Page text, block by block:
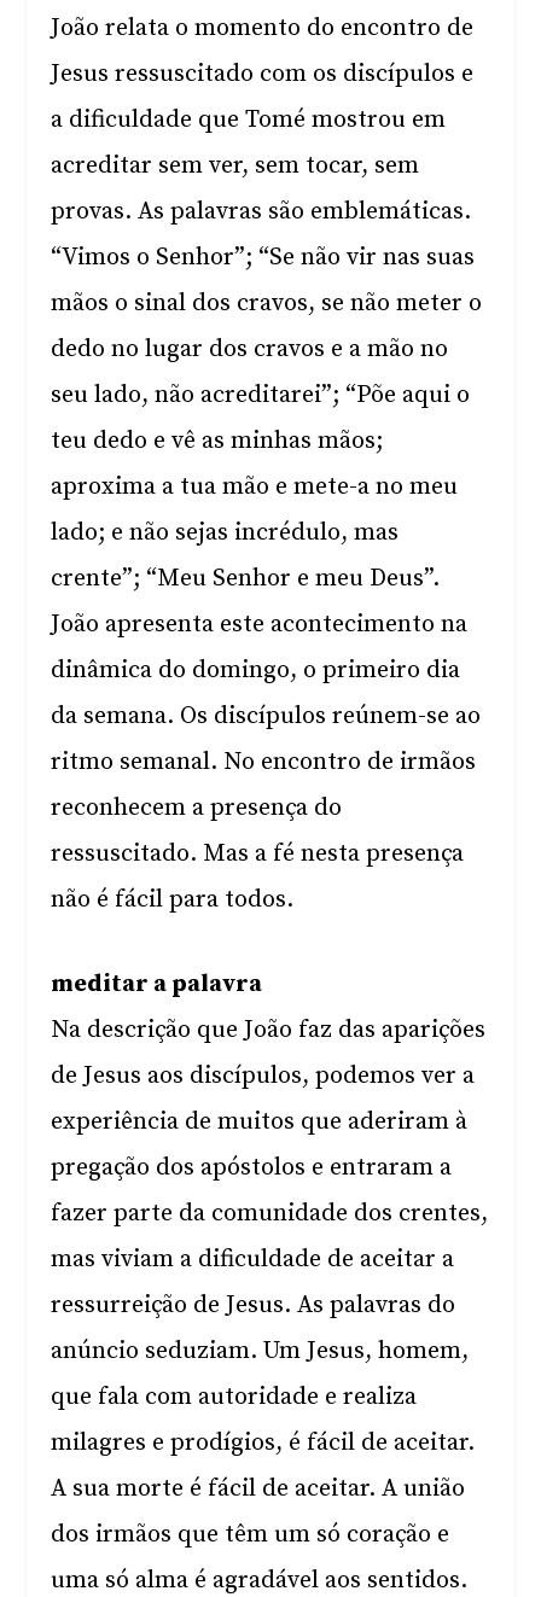
João relata o momento do encontro de
Jesus ressuscitado com os discípulos e
a dificuldade que Tomé mostrou em
acreditar sem ver, sem tocar, sem
provas. As palavras são emblemáticas.
“Vimos o Senhor”; “Se não vir nas suas
mãos o sinal dos cravos, se não meter o
dedo no lugar dos cravos e a mão no
seu lado, não acreditarei”; “Põe aqui o
teu dedo e vê as minhas mãos;
aproxima a tua mão e mete-a no meu
lado; e não sejas incrédulo, mas
crente”; “Meu Senhor e meu Deus”.
João apresenta este acontecimento na
dinâmica do domingo, o primeiro dia
da semana. Os discípulos reúnem-se ao
ritmo semanal. No encontro de irmãos
reconhecem a presença do
ressuscitado. Mas a fé nesta presença
não é fácil para todos.
meditar a palavra
Na descrição que João faz das aparições
de Jesus aos discípulos, podemos ver a
experiência de muitos que aderiram à
pregação dos apóstolos e entraram a
fazer parte da comunidade dos crentes,
mas viviam a dificuldade de aceitar a
ressurreição de Jesus. As palavras do
anúncio seduziam. Um Jesus, homem,
que fala com autoridade e realiza
milagres e prodígios, é fácil de aceitar.
A sua morte é fácil de aceitar. A união
dos irmãos que têm um só coração e
uma só alma é agradável aos sentidos.